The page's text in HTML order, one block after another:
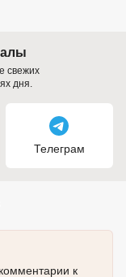
свежих
дня.
Телеграм
к